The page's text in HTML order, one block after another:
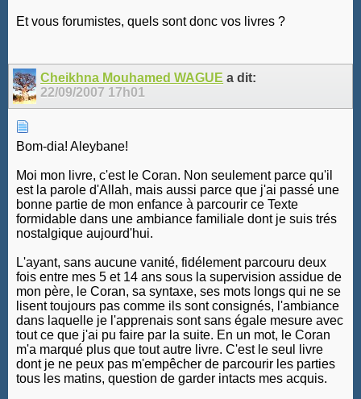
Et vous forumistes, quels sont donc vos livres ?
Cheikhna Mouhamed WAGUE a dit:
22/09/2007 17h01
Bom-dia! Aleybane!
Moi mon livre, c'est le Coran. Non seulement parce qu'il
est la parole d'Allah, mais aussi parce que j'ai passé une
bonne partie de mon enfance à parcourir ce Texte
formidable dans une ambiance familiale dont je suis trés
nostalgique aujourd'hui.
L'ayant, sans aucune vanité, fidélement parcouru deux
fois entre mes 5 et 14 ans sous la supervision assidue de
mon père, le Coran, sa syntaxe, ses mots longs qui ne se
lisent toujours pas comme ils sont consignés, l'ambiance
dans laquelle je l'apprenais sont sans égale mesure avec
tout ce que j'ai pu faire par la suite. En un mot, le Coran
m'a marqué plus que tout autre livre. C'est le seul livre
dont je ne peux pas m'empêcher de parcourir les parties
tous les matins, question de garder intacts mes acquis.